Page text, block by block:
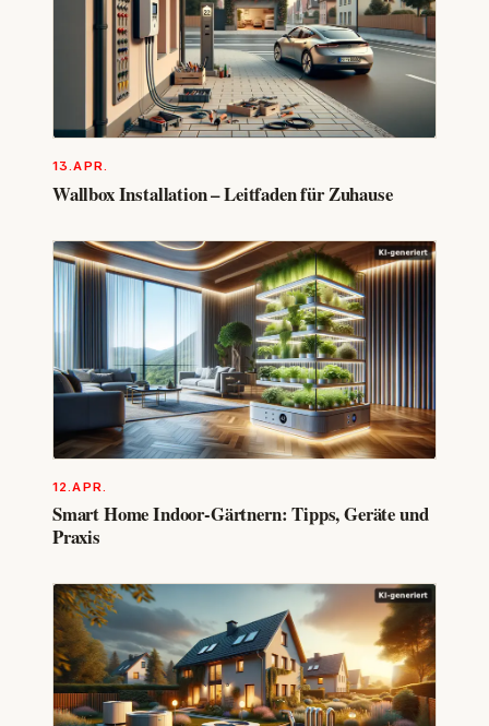
13.APR.
Wallbox Installation – Leitfaden für Zuhause
12.APR.
Smart Home Indoor-Gärtnern: Tipps, Geräte und
Praxis